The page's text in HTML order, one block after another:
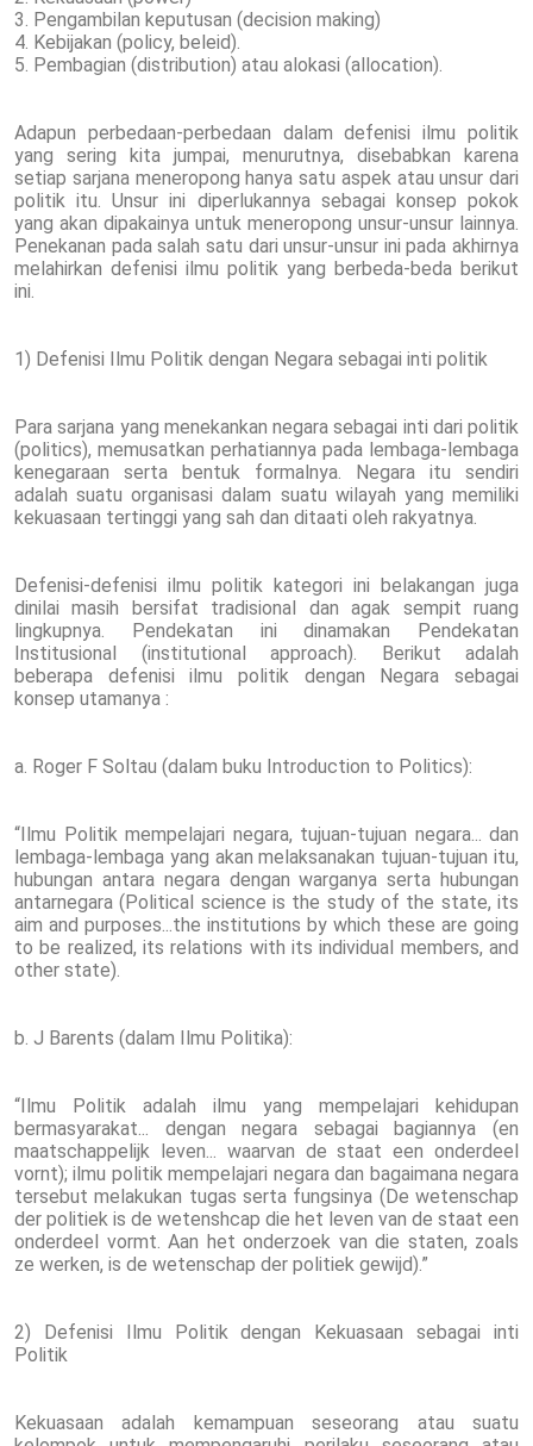
3. Pengambilan keputusan (decision making)
4. Kebijakan (policy, beleid).
5. Pembagian (distribution) atau alokasi (allocation).
Adapun perbedaan-perbedaan dalam defenisi ilmu politik
yang sering kita jumpai, menurutnya, disebabkan karena
setiap sarjana meneropong hanya satu aspek atau unsur dari
politik itu. Unsur ini diperlukannya sebagai konsep pokok
yang akan dipakainya untuk meneropong unsur-unsur lainnya.
Penekanan pada salah satu dari unsur-unsur ini pada akhirnya
melahirkan defenisi ilmu politik yang berbeda-beda berikut
ini.
1) Defenisi Ilmu Politik dengan Negara sebagai inti politik
Para sarjana yang menekankan negara sebagai inti dari politik
(politics), memusatkan perhatiannya pada lembaga-lembaga
kenegaraan serta bentuk formalnya. Negara itu sendiri
adalah suatu organisasi dalam suatu wilayah yang memiliki
kekuasaan tertinggi yang sah dan ditaati oleh rakyatnya.
Defenisi-defenisi ilmu politik kategori ini belakangan juga
dinilai masih bersifat tradisional dan agak sempit ruang
lingkupnya. Pendekatan ini dinamakan Pendekatan
Institusional (institutional approach). Berikut adalah
beberapa defenisi ilmu politik dengan Negara sebagai
konsep utamanya :
a. Roger F Soltau (dalam buku Introduction to Politics):
“Ilmu Politik mempelajari negara, tujuan-tujuan negara... dan
lembaga-lembaga yang akan melaksanakan tujuan-tujuan itu,
hubungan antara negara dengan warganya serta hubungan
antarnegara (Political science is the study of the state, its
aim and purposes...the institutions by which these are going
to be realized, its relations with its individual members, and
other state).
b. J Barents (dalam Ilmu Politika):
“Ilmu Politik adalah ilmu yang mempelajari kehidupan
bermasyarakat... dengan negara sebagai bagiannya (en
maatschappelijk leven... waarvan de staat een onderdeel
vornt); ilmu politik mempelajari negara dan bagaimana negara
tersebut melakukan tugas serta fungsinya (De wetenschap
der politiek is de wetenshcap die het leven van de staat een
onderdeel vormt. Aan het onderzoek van die staten, zoals
ze werken, is de wetenschap der politiek gewijd).”
2) Defenisi Ilmu Politik dengan Kekuasaan sebagai inti
Politik
Kekuasaan adalah kemampuan seseorang atau suatu